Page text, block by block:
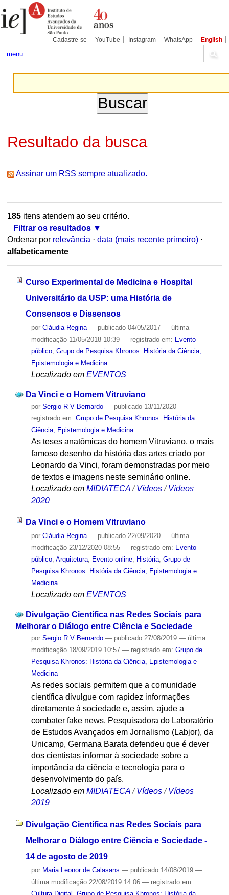
para
conteúdo.
Pessoais
Cadastre-se YouTube Instagram WhatsApp English
menu
Resultado da busca
Assinar um RSS sempre atualizado.
185itens atendem ao seu critério.
Filtrar os resultados
Ordenar por relevância · data (mais recente primeiro) ·
alfabeticamente
Curso Experimental de Medicina e Hospital
Universitário da USP: uma História de
Consensos e Dissensos
por Cláudia Regina — publicado04/05/2017 — última
modificação11/05/2018 10:39 — registrado em: Evento
público, Grupo de Pesquisa Khronos: História da Ciência,
Epistemologia e Medicina
Localizado em EVENTOS
Da Vinci e o Homem Vitruviano
por Sergio R V Bernardo — publicado13/11/2020 —
registrado em: Grupo de Pesquisa Khronos: História da
Ciência, Epistemologia e Medicina
As teses anatômicas do homem Vitruviano, o mais
famoso desenho da história das artes criado por
Leonardo da Vinci, foram demonstradas por meio
de textos e imagens neste seminário online.
Localizado em MIDIATECA /Vídeos /Vídeos
2020
Da Vinci e o Homem Vitruviano
por Cláudia Regina — publicado22/09/2020 — última
modificação23/12/2020 08:55 — registrado em: Evento
público, Arquitetura, Evento online, História, Grupo de
Pesquisa Khronos: História da Ciência, Epistemologia e
Medicina
Localizado em EVENTOS
Divulgação Científica nas Redes Sociais para
Melhorar o Diálogo entre Ciência e Sociedade
por Sergio R V Bernardo — publicado27/08/2019 — última
modificação18/09/2019 10:57 — registrado em: Grupo de
Pesquisa Khronos: História da Ciência, Epistemologia e
Medicina
As redes sociais permitem que a comunidade
científica divulgue com rapidez informações
diretamente à sociedade e, assim, ajude a
combater fake news. Pesquisadora do Laboratório
de Estudos Avançados em Jornalismo (Labjor), da
Unicamp, Germana Barata defendeu que é dever
dos cientistas informar à sociedade sobre a
importância da ciência e tecnologia para o
desenvolvimento do país.
Localizado em MIDIATECA /Vídeos /Vídeos
2019
Divulgação Científica nas Redes Sociais para
Melhorar o Diálogo entre Ciência e Sociedade -
14 de agosto de 2019
por Maria Leonor de Calasans — publicado14/08/2019 —
última modificação22/08/2019 14:06 — registrado em: